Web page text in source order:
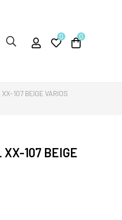
0 0
107 BEIGE VARIOS
107 BEIGE